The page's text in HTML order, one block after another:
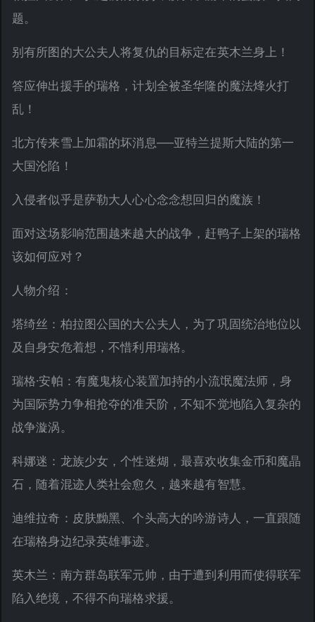
题。
别有所图的大公夫人将复仇的目标定在英木兰身上！
答应伸出援手的瑞格，计划全被圣华隆的魔法烽火打
乱！
北方传来雪上加霜的坏消息──亚特兰提斯大陆的第一
大国沦陷！
入侵者似乎是萨勒大人心心念念想回归的魔族！
面对这场影响范围越来越大的战争，赶鸭子上架的瑞格
该如何应对？
人物介绍：
塔绮丝：柏拉图公国的大公夫人，为了巩固统治地位以
及自身安危着想，不惜利用瑞格。
瑞格·安帕：有魔鬼核心装置加持的小流氓魔法师，身
为国际势力争相抢夺的准天阶，不知不觉地陷入复杂的
战争漩涡。
科娜迷：龙族少女，个性迷煳，最喜欢收集金币和魔晶
石，随着混迹人类社会愈久，越来越有智慧。
迪维拉奇：皮肤黝黑、个头高大的吟游诗人，一直跟随
在瑞格身边纪录英雄事迹。
英木兰：南方群岛联军元帅，由于遭到利用而使得联军
陷入绝境，不得不向瑞格求援。